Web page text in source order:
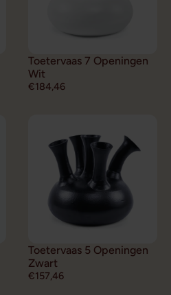
Toetervaas 7 Openingen
Wit
€184,46
Toetervaas 5 Openingen
Zwart
€157,46